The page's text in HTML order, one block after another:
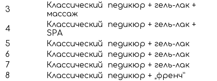
3
Классический педикюр + гель-лак +
массаж
4
Классический педикюр + гель-лак +
SPA
5
Классический педикюр + гель-лак
6
Классический педикюр + гель-лак
7
Классический педикюр + гель-лак
8
Классический педикюр + „френч”